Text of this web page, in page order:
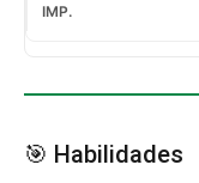
🎯 Habilidades